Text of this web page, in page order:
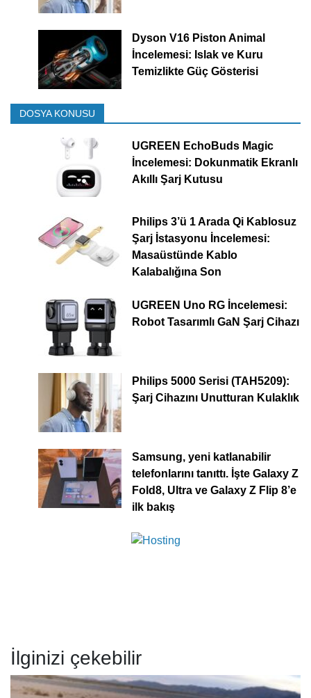
Dyson V16 Piston Animal
İncelemesi: Islak ve Kuru
Temizlikte Güç Gösterisi
DOSYA KONUSU
UGREEN EchoBuds Magic
İncelemesi: Dokunmatik Ekranlı
Akıllı Şarj Kutusu
Philips 3’ü 1 Arada Qi Kablosuz
Şarj İstasyonu İncelemesi:
Masaüstünde Kablo
Kalabalığına Son
UGREEN Uno RG İncelemesi:
Robot Tasarımlı GaN Şarj Cihazı
Philips 5000 Serisi (TAH5209):
Şarj Cihazını Unutturan Kulaklık
Samsung, yeni katlanabilir
telefonlarını tanıttı. İşte Galaxy Z
Fold8, Ultra ve Galaxy Z Flip 8’e
ilk bakış
İlginizi çekebilir